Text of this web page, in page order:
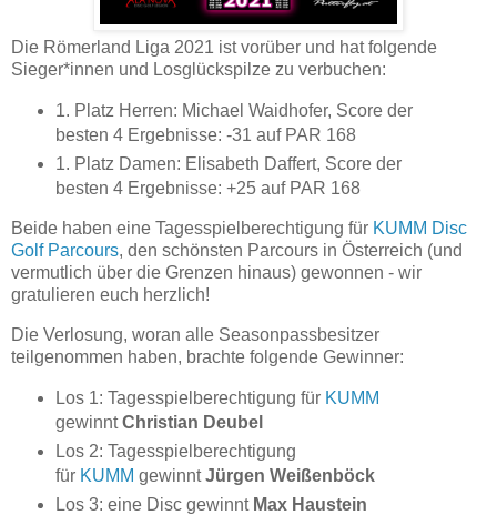
Die Römerland Liga 2021 ist vorüber und hat folgende
Sieger*innen und Losglückspilze zu verbuchen:
1. Platz Herren: Michael Waidhofer, Score der
besten 4 Ergebnisse: -31 auf PAR 168
1. Platz Damen: Elisabeth Daffert, Score der
besten 4 Ergebnisse: +25 auf PAR 168
Beide haben eine Tagesspielberechtigung für KUMM Disc
Golf Parcours, den schönsten Parcours in Österreich (und
vermutlich über die Grenzen hinaus) gewonnen - wir
gratulieren euch herzlich!
Die Verlosung, woran alle Seasonpassbesitzer
teilgenommen haben, brachte folgende Gewinner:
Los 1: Tagesspielberechtigung für KUMM
gewinntChristian Deubel
Los 2: Tagesspielberechtigung
für KUMM gewinntJürgen Weißenböck
Los 3: eine Disc gewinnt Max Haustein